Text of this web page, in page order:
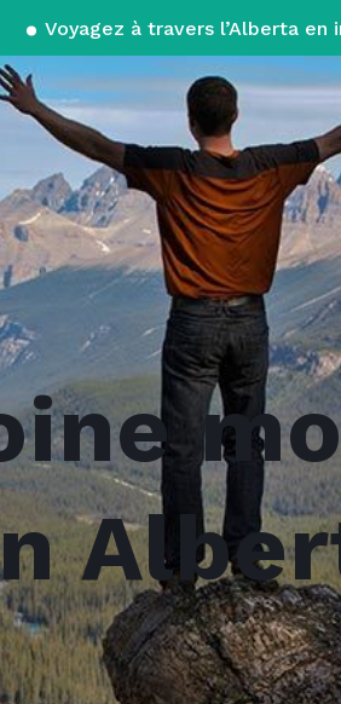
Voyagez à travers l’Alberta